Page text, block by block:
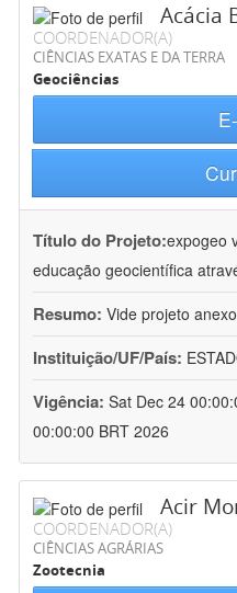
Acácia
COORDENADOR(A)
CIÊNCIAS EXATAS E DA TERRA
Geociências
Título do Projeto:expogeo
educação geocientífica
Resumo: Vide projeto anexo
Instituição/UF/País:
Vigência: Sat Dec 24
00:00:00 BRT 2026
Acir
COORDENADOR(A)
CIÊNCIAS AGRÁRIAS
Zootecnia